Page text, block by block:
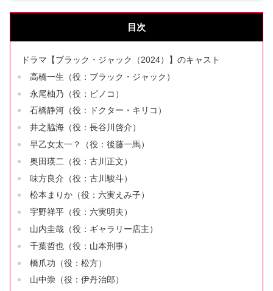
目次
ドラマ【ブラック・ジャック（2024）】のキャスト
高橋一生（役：ブラック・ジャック）
永尾柚乃（役：ピノコ）
石橋静河（役：ドクター・キリコ）
井之脇海（役：長谷川啓介）
早乙女太一？（役：後藤一馬）
奥田瑛二（役：古川正文）
味方良介（役：古川駿斗）
松本まりか（役：六実えみ子）
宇野祥平（役：六実明夫）
山内圭哉（役：ギャラリー店主）
千葉哲也（役：山本刑事）
橋爪功（役：松方）
山中崇（役：伊丹治郎）